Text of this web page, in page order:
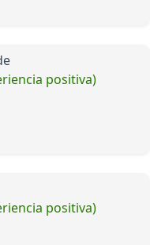
positiva)
positiva)